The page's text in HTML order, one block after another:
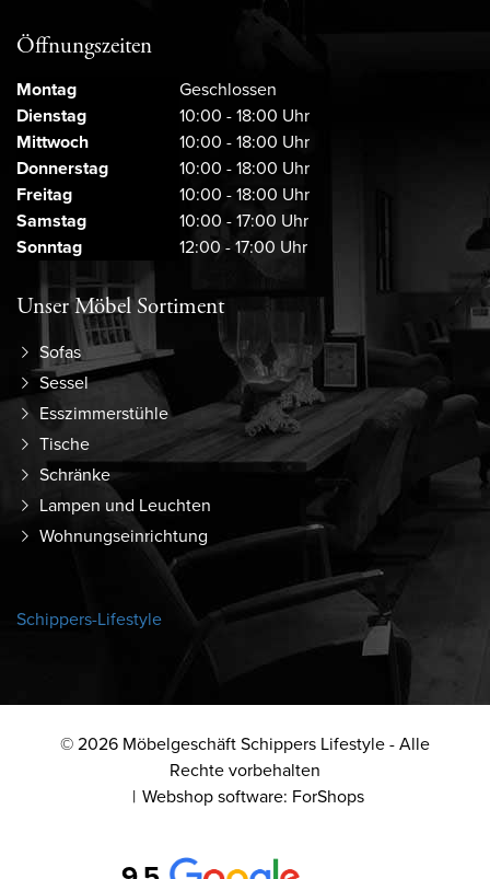
Öffnungszeiten
Montag
Geschlossen
Dienstag
10:00 - 18:00 Uhr
Mittwoch
10:00 - 18:00 Uhr
Donnerstag
10:00 - 18:00 Uhr
Freitag
10:00 - 18:00 Uhr
Samstag
10:00 - 17:00 Uhr
Sonntag
12:00 - 17:00 Uhr
Unser Möbel Sortiment
Sofas
Sessel
Esszimmerstühle
Tische
Schränke
Lampen und Leuchten
Wohnungseinrichtung
Schippers-Lifestyle
© 2026 Möbelgeschäft Schippers Lifestyle - Alle
Rechte vorbehalten
Webshop software: ForShops